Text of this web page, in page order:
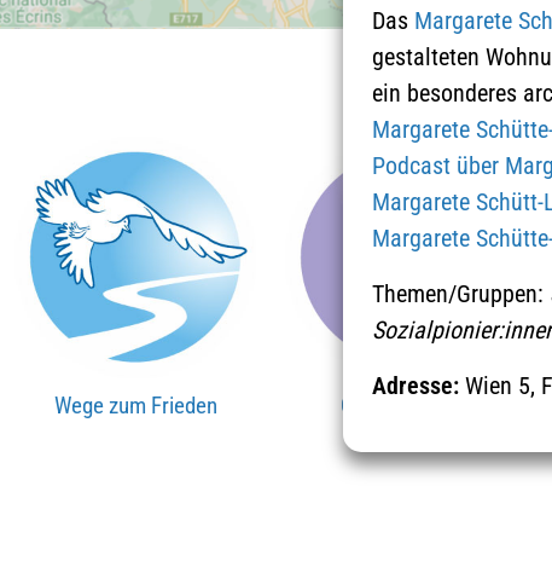
Wege zum Frieden Orte & Zeichen
Das Margarete
gestalteten
ein besonderes
Margarete
Podcast über
Margarete
Margarete
Themen/Gruppen:
Adresse: Wien 5,